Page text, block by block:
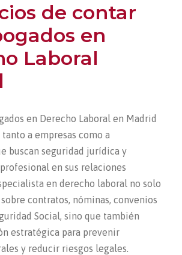
de contar
en
Laboral
en Derecho Laboral en Madrid
a empresas como a
buscan seguridad jurídica y
en sus relaciones
en derecho laboral no solo
contratos, nóminas, convenios
Social, sino que también
estratégica para prevenir
y reducir riesgos legales.